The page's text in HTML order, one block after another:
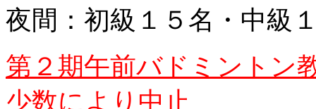
夜間：初級１５名・中級
第２期午前バドミントン
少数により中止